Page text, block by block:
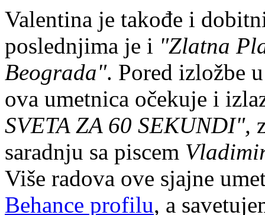
Valentina je takođe i
poslednjima je i "Zlatna
Beograda". Pored izložbe
ova umetnica očekuje i
SVETA ZA 60 SEKUNDI",
saradnju sa piscem
Više radova ove sjajne
Behance profilu, a